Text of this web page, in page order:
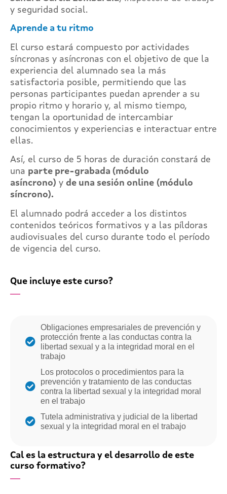
y seguridad social.
Aprende a tu ritmo
El curso estará compuesto por actividades
síncronas y asíncronas con el objetivo de que la
experiencia del alumnado sea la más
satisfactoria posible, permitiendo que las
personas participantes puedan aprender a su
propio ritmo y horario y, al mismo tiempo,
tengan la oportunidad de intercambiar
conocimientos y experiencias e interactuar entre
ellas.
Así, el curso de 5 horas de duración constará de
una parte pre-grabada (módulo
asíncrono) y de una sesión online (módulo
síncrono).
El alumnado podrá acceder a los distintos
contenidos teóricos formativos y a las píldoras
audiovisuales del curso durante todo el período
de vigencia del curso.
Que incluye este curso?
Obligaciones empresariales de prevención y
protección frente a las conductas contra la
libertad sexual y a la integridad moral en el
trabajo
Los protocolos o procedimientos para la
prevención y tratamiento de las conductas
contra la libertad sexual y la integridad moral
en el trabajo
Tutela administrativa y judicial de la libertad
sexual y la integridad moral en el trabajo
Cal es la estructura y el desarrollo de este
curso formativo?